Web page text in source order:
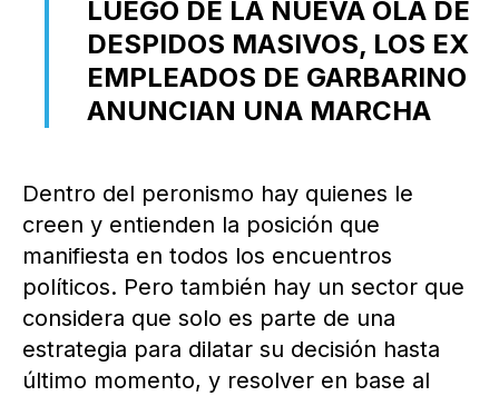
LUEGO DE LA NUEVA OLA DE
DESPIDOS MASIVOS, LOS EX
EMPLEADOS DE GARBARINO
ANUNCIAN UNA MARCHA
Dentro del peronismo hay quienes le
creen y entienden la posición que
manifiesta en todos los encuentros
políticos. Pero también hay un sector que
considera que solo es parte de una
estrategia para dilatar su decisión hasta
último momento, y resolver en base al